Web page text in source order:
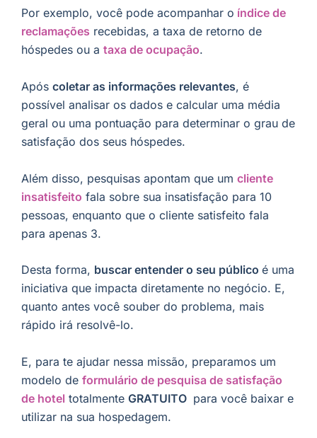
Por exemplo, você pode acompanhar o índice de
reclamações recebidas, a taxa de retorno de
hóspedes ou a taxa de ocupação.
Após coletar as informações relevantes, é
possível analisar os dados e calcular uma média
geral ou uma pontuação para determinar o grau de
satisfação dos seus hóspedes.
Além disso, pesquisas apontam que um cliente
insatisfeito fala sobre sua insatisfação para 10
pessoas, enquanto que o cliente satisfeito fala
para apenas 3.
Desta forma, buscar entender o seu público é uma
iniciativa que impacta diretamente no negócio. E,
quanto antes você souber do problema, mais
rápido irá resolvê-lo.
E, para te ajudar nessa missão, preparamos um
modelo de formulário de pesquisa de satisfação
de hotel totalmente GRATUITO para você baixar e
utilizar na sua hospedagem.